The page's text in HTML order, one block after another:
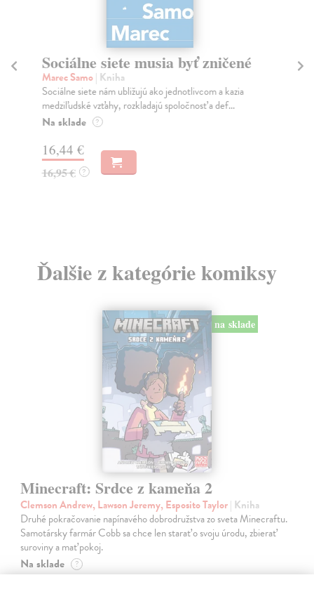
Sociálne siete musia byť zničené
Marec Samo| Kniha
Sociálne siete nám ubližujú ako jednotlivcom a kazia
medziľudské vzťahy, rozkladajú spoločnosť a def...
Na sklade ?
16,44 €
16,95 € ?
Ďalšie z kategórie komiksy
na sklade
Minecraft: Srdce z kameňa 2
Clemson Andrew, Lawson Jeremy, Esposito Taylor| Kniha
Druhé pokračovanie napínavého dobrodružstva zo sveta Minecraftu.
Samotársky farmár Cobb sa chce len starať o svoju úrodu, zbierať
suroviny a mať pokoj.
Na sklade ?